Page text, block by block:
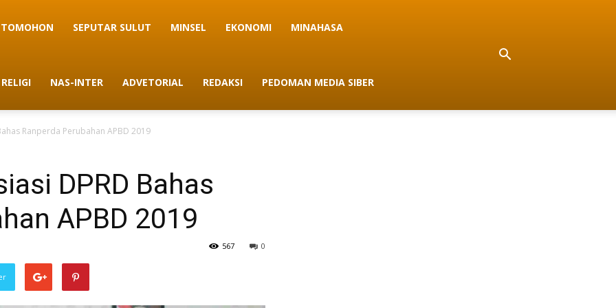
TOMOHON SEPUTAR SULUT MINSEL EKONOMI MINAHASA
RELIGI NAS-INTER ADVETORIAL REDAKSI PEDOMAN MEDIA SIBER
Ranperda Perubahan APBD 2019
DPRD Bahas
APBD 2019
0
567